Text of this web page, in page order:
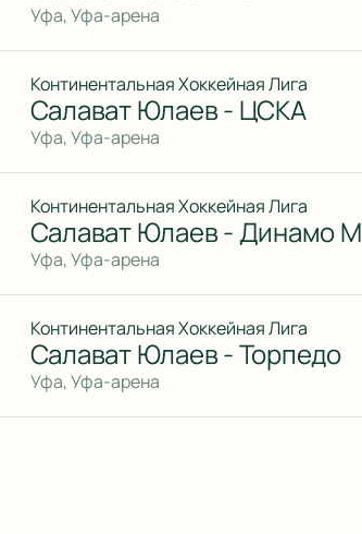
Уфа, Уфа-арена
Континентальная Хоккейная Лига
Салават Юлаев - ЦСКА
Уфа, Уфа-арена
Континентальная Хоккейная Лига
Салават Юлаев - Динамо М
Уфа, Уфа-арена
Континентальная Хоккейная Лига
Салават Юлаев - Торпедо
Уфа, Уфа-арена